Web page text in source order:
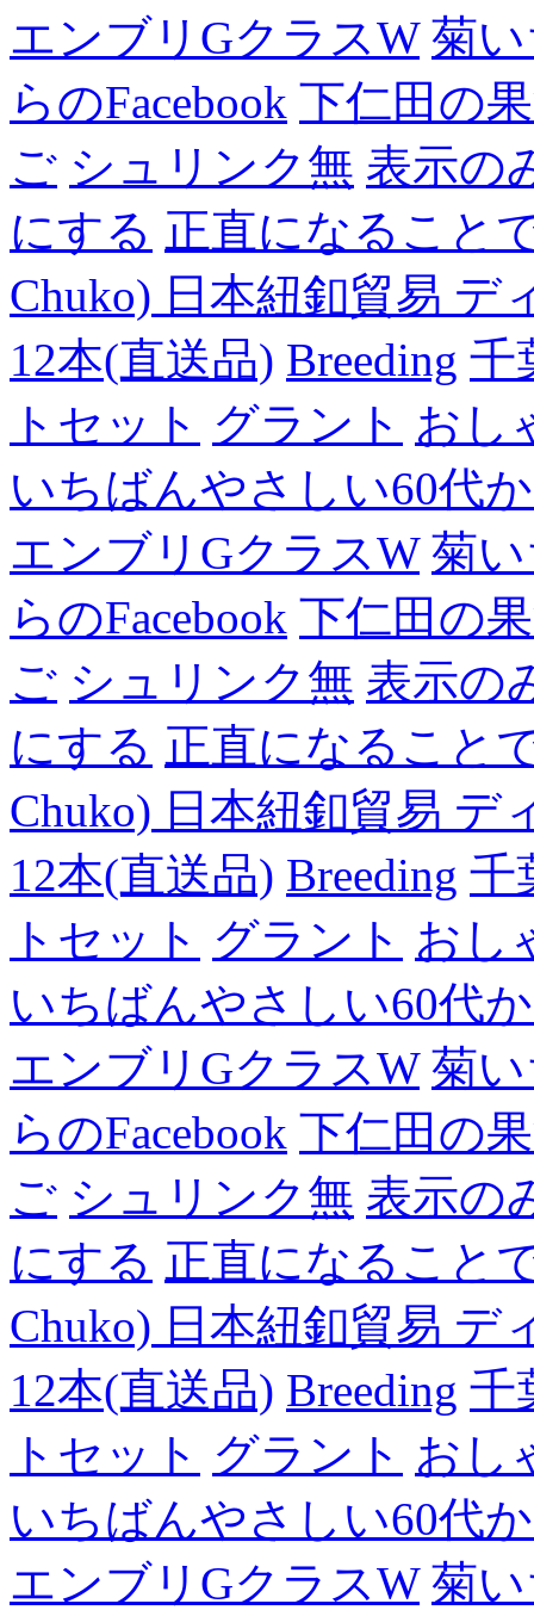
エンブリGクラスW 菊
らのFacebook 下仁田の
ご シュリンク無 表示の
にする 正直になること
Chuko) 日本紐釦貿易 デ
12本(直送品) Breeding 千
トセット グラント おし
いちばんやさしい60代
エンブリGクラスW 菊
らのFacebook 下仁田の
ご シュリンク無 表示の
にする 正直になること
Chuko) 日本紐釦貿易 デ
12本(直送品) Breeding 千
トセット グラント おし
いちばんやさしい60代
エンブリGクラスW 菊
らのFacebook 下仁田の
ご シュリンク無 表示の
にする 正直になること
Chuko) 日本紐釦貿易 デ
12本(直送品) Breeding 千
トセット グラント おし
いちばんやさしい60代
エンブリGクラスW 菊